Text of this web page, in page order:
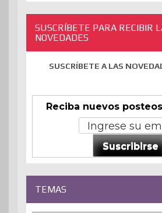
SUSCRÍBETE PARA RECIBIR
NOVEDADES
SUSCRÍBETE A LAS
Reciba nuevos
Suscribirse
TEMAS